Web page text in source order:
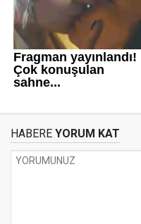
HABERE YORUM KAT